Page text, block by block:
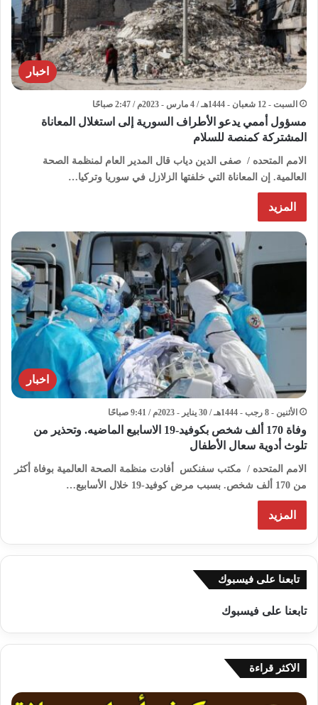
اخبار
السبت - 12 شعبان - 1444هـ / 4 مارس - 2023م / 2:47 صباحًا
مسؤول أممي يدعو الأطراف السورية إلى استغلال المعاناة
المشتركة كمنصة للسلام
الامم المتحده / صفى الدين دياب قال المدير العام لمنظمة الصحة
العالمية. إن المعاناة التي خلفتها الزلازل في سوريا وتركيا…
المزيد
اخبار
الأثنين - 8 رجب - 1444هـ / 30 يناير - 2023م / 9:41 صباحًا
وفاة 170 ألف شخص بكوفيد-19 الاسابيع الماضيه. وتحذير من
تلوث أدوية سعال الأطفال
الامم المتحده / مكتب سفنكس أفادت منظمة الصحة العالمية بوفاة أكثر
من 170 ألف شخص. بسبب مرض كوفيد-19 خلال الأسابيع…
المزيد
تابعنا على فيسبوك
تابعنا على فيسبوك
الاكثر قراءة